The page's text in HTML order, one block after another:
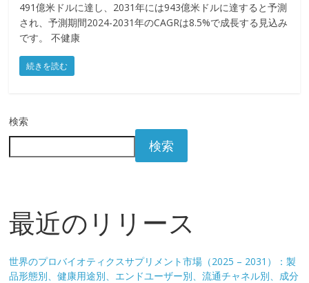
491億米ドルに達し、2031年には943億米ドルに達すると予測
され、予測期間2024-2031年のCAGRは8.5%で成長する見込み
です。 不健康
続きを読む
検索
検索
最近のリリース
世界のプロバイオティクスサプリメント市場（2025 – 2031）：製
品形態別、健康用途別、エンドユーザー別、流通チャネル別、成分